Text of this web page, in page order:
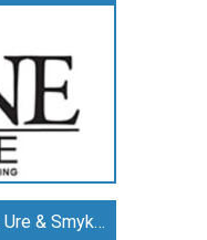
Forkæl dig selv eller en du holder kært med smykker fra Hedegaard Ure & Smykker